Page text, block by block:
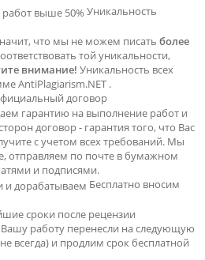
Уникальность
что мы не можем писать более
той уникальности,
внимание! Уникальность всех
AntiPlagiarism.NET .
договор
гарантию на выполнение работ и
договор - гарантия того, что Вас
с учетом всех требований. Мы
отправляем по почте в бумажном
и подписями.
Бесплатно вносим
сроки после рецензии
Вашу работу перенесли на следующую
всегда) и продлим срок бесплатной